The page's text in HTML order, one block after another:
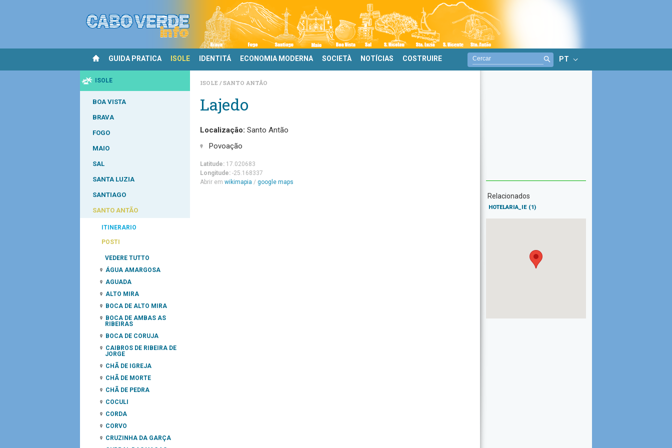
GUIDA PRATICA ISOLE IDENTITÁ ECONOMIA MODERNA SOCIETÀ NOTÍCIAS COSTRUIRE PT
ISOLE
BOA VISTA
BRAVA
FOGO
MAIO
SAL
SANTA LUZIA
SANTIAGO
SANTO ANTÃO
ITINERARIO
POSTI
VEDERE TUTTO
ÁGUA AMARGOSA
AGUADA
ALTO MIRA
BOCA DE ALTO MIRA
BOCA DE AMBAS AS
RIBEIRAS
BOCA DE CORUJA
CAIBROS DE RIBEIRA DE
JORGE
CHÃ DE IGREJA
CHÃ DE MORTE
CHÃ DE PEDRA
COCULI
CORDA
CORVO
CRUZINHA DA GARÇA
ISOLE SANTO ANTÃO
Lajedo
Localização: Santo Antão
Povoação
Latitude: 17.020683
Longitude: -25.168337
Abrir em wikimapia / google maps
Relacionados
HOTELARIA_IE (1)